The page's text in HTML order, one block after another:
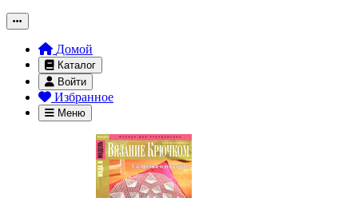
Домой
Каталог
Войти
Избранное
Меню